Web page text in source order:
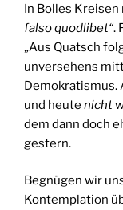
In Bolles
falso quodlibet“.
„Aus Quatsch
unversehens
Demokratismus.
und heute nicht
dem dann doch
gestern.
Begnügen wir
Kontemplation